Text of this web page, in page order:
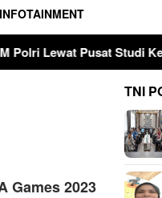
INFOTAINMENT
Studi Kepolisian
Games 2023
TNI